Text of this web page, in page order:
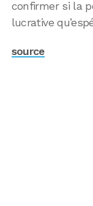
confirmer si la
lucrative
source